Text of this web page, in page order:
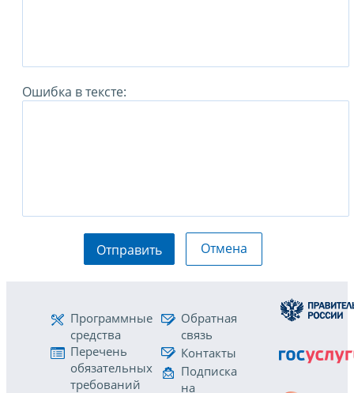
Ошибка в тексте:
Отправить Отмена
Программные
средства
Перечень
обязательных
требований
Обратная
связь
Контакты
Подписка
на